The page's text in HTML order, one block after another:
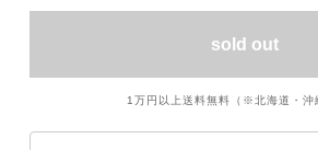
sold out
1万円以上送料無料（※北海道・沖